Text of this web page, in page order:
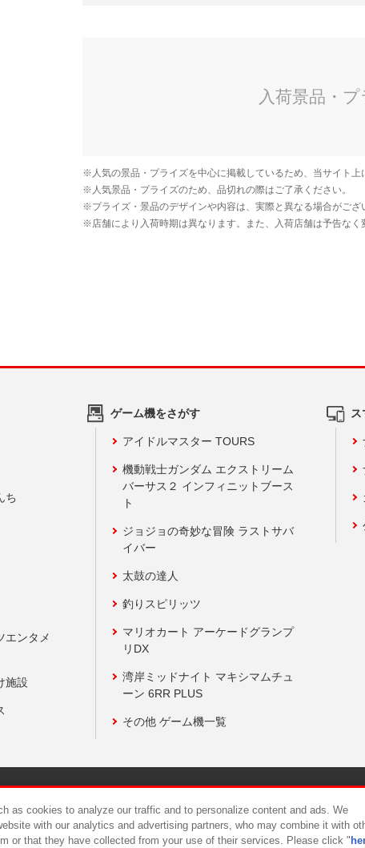
ち
エンタメ
施設
ゲーム機をさがす
アイドルマスター TOURS
機動戦士ガンダム エクストリーム
バーサス２ インフィニットブース
ト
ジョジョの奇妙な冒険 ラストサバ
イバー
太鼓の達人
釣りスピリッツ
マリオカート アーケードグランプ
リDX
湾岸ミッドナイト マキシマムチュ
ーン 6RR PLUS
その他 ゲーム機一覧
食品のご提供について カスタマーハラスメント対応
as cookies to analyze our traffic and to personalize content and ads. We
with our analytics and advertising partners, who may combine it with
or that they have collected from your use of their services. Please click "